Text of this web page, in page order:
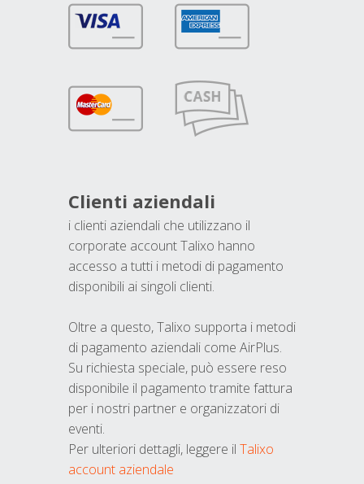
Clienti aziendali
i clienti aziendali che utilizzano il
corporate account Talixo hanno
accesso a tutti i metodi di pagamento
disponibili ai singoli clienti.
Oltre a questo, Talixo supporta i metodi
di pagamento aziendali come AirPlus.
Su richiesta speciale, può essere reso
disponibile il pagamento tramite fattura
per i nostri partner e organizzatori di
eventi.
Per ulteriori dettagli, leggere il Talixo
account aziendale